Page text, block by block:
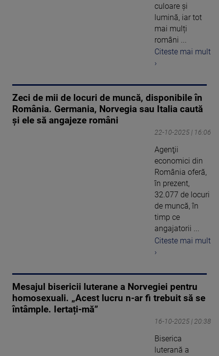
culoare și
lumină, iar tot
mai mulți
români ...
Citeste mai mult
›
Zeci de mii de locuri de muncă, disponibile în
România. Germania, Norvegia sau Italia caută
și ele să angajeze români
22-10-2025 | 16:06
Agenţii
economici din
România oferă,
în prezent,
32.077 de locuri
de muncă, în
timp ce
angajatorii ...
Citeste mai mult
›
Mesajul bisericii luterane a Norvegiei pentru
homosexuali. „Acest lucru n-ar fi trebuit să se
întâmple. Iertați-mă”
16-10-2025 | 20:38
Biserica
luterană a